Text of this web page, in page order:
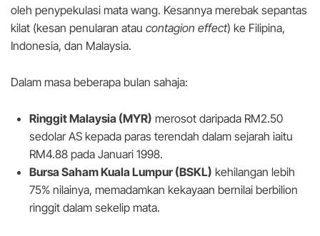
oleh penypekulasi mata wang. Kesannya merebak sepantas
kilat (kesan penularan atau contagion effect) ke Filipina,
Indonesia, dan Malaysia.
Dalam masa beberapa bulan sahaja:
Ringgit Malaysia (MYR) merosot daripada RM2.50
sedolar AS kepada paras terendah dalam sejarah iaitu
RM4.88 pada Januari 1998.
Bursa Saham Kuala Lumpur (BSKL) kehilangan lebih
75% nilainya, memadamkan kekayaan bernilai berbilion
ringgit dalam sekelip mata.